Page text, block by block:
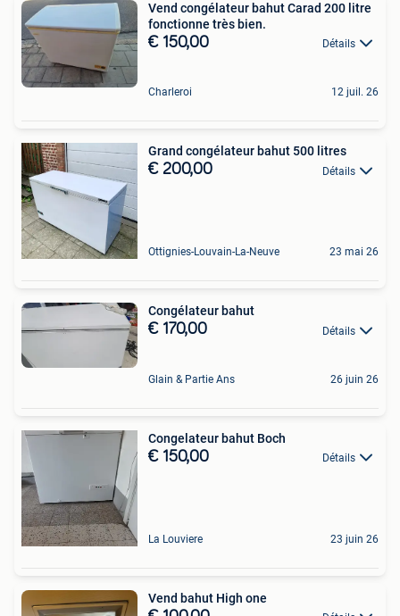
Vend congélateur bahut Carad 200 litre
fonctionne très bien.
€ 150,00 Détails
Charleroi 12 juil. 26
Grand congélateur bahut 500 litres
€ 200,00 Détails
Ottignies-Louvain-La-Neuve 23 mai 26
Congélateur bahut
€ 170,00 Détails
Glain & Partie Ans 26 juin 26
Congelateur bahut Boch
€ 150,00 Détails
La Louviere 23 juin 26
Vend bahut High one